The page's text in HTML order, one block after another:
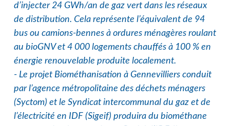
d’injecter 24 GWh/an de gaz vert dans les réseaux
de distribution. Cela représente l’équivalent de 94
bus ou camions-bennes à ordures ménagères roulant
au bioGNV et 4 000 logements chauffés à 100 % en
énergie renouvelable produite localement.
- Le projet Biométhanisation à Gennevilliers conduit
par l’agence métropolitaine des déchets ménagers
(Syctom) et le Syndicat intercommunal du gaz et de
l’électricité en IDF (Sigeif) produira du biométhane